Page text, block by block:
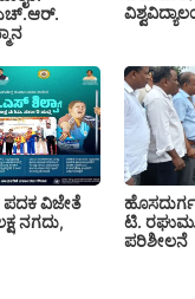
ವಿಜೇತೆ
ನಗದು,
ಟಿ.
ಪರಿಶೀಲನೆ